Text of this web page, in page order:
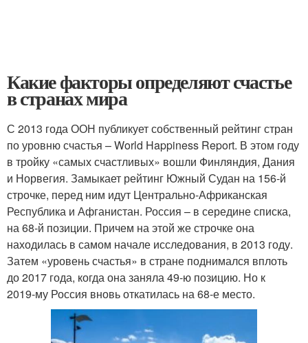
Какие факторы определяют счастье
в странах мира
С 2013 года ООН публикует собственный рейтинг стран
по уровню счастья – World Happiness Report. В этом году
в тройку «самых счастливых» вошли Финляндия, Дания
и Норвегия. Замыкает рейтинг Южный Судан на 156‑й
строчке, перед ним идут Центрально-Африканская
Республика и Афганистан. Россия – в середине списка,
на 68‑й позиции. Причем на этой же строчке она
находилась в самом начале исследования, в 2013 году.
Затем «уровень счастья» в стране поднимался вплоть
до 2017 года, когда она заняла 49‑ю позицию. Но к
2019‑му Россия вновь откатилась на 68‑е место.